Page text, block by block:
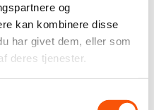
og
kan kombinere disse
har givet dem, eller som
deres tjenester.